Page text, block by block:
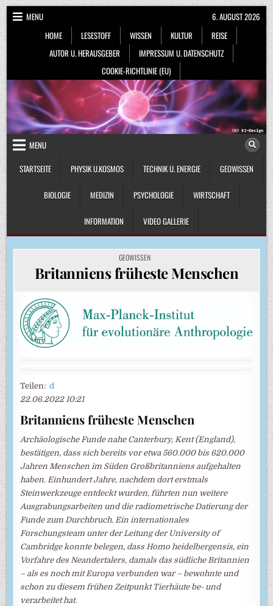
Skip
to
content
MENU
HOME
LESESTOFF WISSEN KULTUR
REISE
AUTOR U. HERAUSGEBER
IMPRESSUM U. DATENSCHUTZ
COOKIE-RICHTLINIE (EU)
6. AUGUST 2026
MENU
STARTSEITE
PHYSIK U.KOSMOS TECHNIK U. ENERGIE GEOWISSEN
BIOLOGIE MEDIZIN PSYCHOLOGIE WIRTSCHAFT
INFORMATION VIDEO GALLERIE
POSTED
IN
GEOWISSEN
Britanniens früheste Menschen
Teilen:d
22.06.2022 10:21
Britanniens früheste Menschen
Archäologische Funde nahe Canterbury, Kent (England),
bestätigen, dass sich bereits vor etwa 560.000 bis 620.000
Jahren Menschen im Süden Großbritanniens aufgehalten
haben. Einhundert Jahre, nachdem dort erstmals
Steinwerkzeuge entdeckt wurden, führten nun weitere
Ausgrabungsarbeiten und die radiometrische Datierung der
Funde zum Durchbruch. Ein internationales
Forschungsteam unter der Leitung der University of
Cambridge konnte belegen, dass Homo heidelbergensis, ein
Vorfahre des Neandertalers, damals das südliche Britannien
– als es noch mit Europa verbunden war – bewohnte und
schon zu diesem frühen Zeitpunkt Tierhäute be- und
verarbeitet hat.